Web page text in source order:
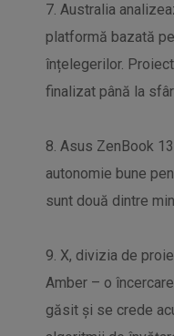
7. Australia
platformă bazată
înțelegerilor.
finalizat până la
8. Asus ZenBook
autonomie bune
sunt două dintre
9. X, divizia de
Amber – o
găsit și se crede